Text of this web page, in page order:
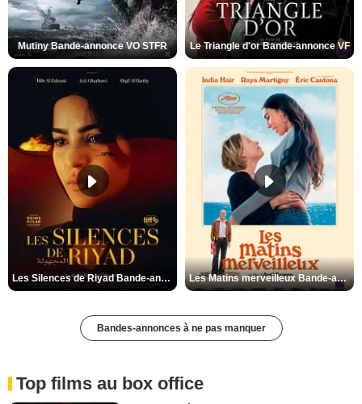
Mutiny Bande-annonce VO STFR Le Triangle d'or Bande-annonce VF
Les Silences de Riyad Bande-annonce VO STFR Les Matins merveilleux Bande-annonce VF
Bandes-annonces à ne pas manquer
Top films au box office